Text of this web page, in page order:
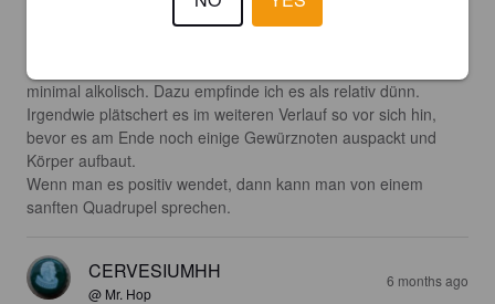
Der Geruch ist ziemlich neutral, etwas belgische Hefe und
Der Antrunk ist dann leicht malzig, deutlich (rot)beerig und
minimal alkolisch. Dazu empfinde ich es als relativ dünn.
Irgendwie plätschert es im weiteren Verlauf so vor sich hin,
bevor es am Ende noch einige Gewürznoten auspackt und
Körper aufbaut.
Wenn man es positiv wendet, dann kann man von einem
sanften Quadrupel sprechen.
CERVESIUMHH
@ Mr. Hop
6 months ago